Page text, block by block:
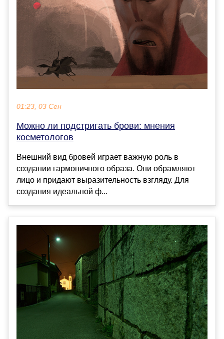
01:23, 03 Сен
Можно ли подстригать брови: мнения
косметологов
Внешний вид бровей играет важную роль в
создании гармоничного образа. Они обрамляют
лицо и п ридают выразительность взгляду. Для
создания идеальной ф...